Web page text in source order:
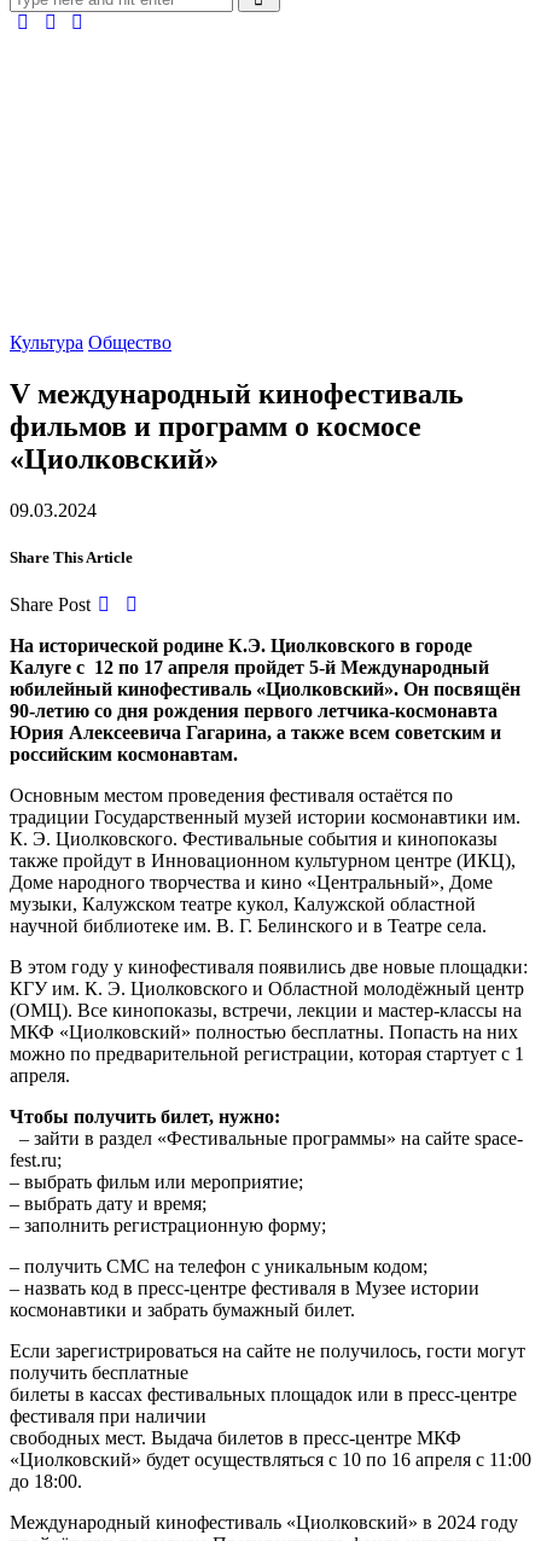
Культура Общество
V международный кинофестиваль
фильмов и программ о космосе
«Циолковский»
09.03.2024
Share This Article
Share Post
На исторической родине К.Э. Циолковского в городе
Калуге с 12 по 17 апреля пройдет 5-й Международный
юбилейный кинофестиваль «Циолковский». Он посвящён
90-летию со дня рождения первого летчика-космонавта
Юрия Алексеевича Гагарина, а также всем советским и
российским космонавтам.
Основным местом проведения фестиваля остаётся по
традиции Государственный музей истории космонавтики им.
К. Э. Циолковского. Фестивальные события и кинопоказы
также пройдут в Инновационном культурном центре (ИКЦ),
Доме народного творчества и кино «Центральный», Доме
музыки, Калужском театре кукол, Калужской областной
научной библиотеке им. В. Г. Белинского и в Театре села.
В этом году у кинофестиваля появились две новые площадки:
КГУ им. К. Э. Циолковского и Областной молодёжный центр
(ОМЦ). Все кинопоказы, встречи, лекции и мастер-классы на
МКФ «Циолковский» полностью бесплатны. Попасть на них
можно по предварительной регистрации, которая стартует с 1
апреля.
Чтобы получить билет, нужно:
– зайти в раздел «Фестивальные программы» на сайте space-
fest.ru;
– выбрать фильм или мероприятие;
– выбрать дату и время;
– заполнить регистрационную форму;
– получить СМС на телефон с уникальным кодом;
– назвать код в пресс-центре фестиваля в Музее истории
космонавтики и забрать бумажный билет.
Если зарегистрироваться на сайте не получилось, гости могут
получить бесплатные
билеты в кассах фестивальных площадок или в пресс-центре
фестиваля при наличии
свободных мест. Выдача билетов в пресс-центре МКФ
«Циолковский» будет осуществляться с 10 по 16 апреля с 11:00
до 18:00.
Международный кинофестиваль «Циолковский» в 2024 году